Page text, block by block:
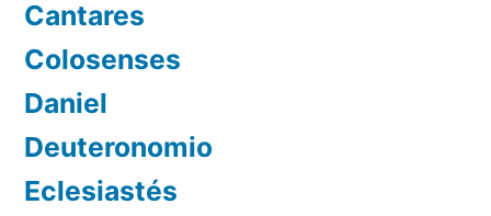
Cantares
Colosenses
Daniel
Deuteronomio
Eclesiastés